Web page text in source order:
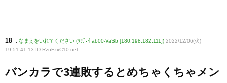
18 : なまえをいれてください (ﾜｯﾁｮｲ ab00-VaSb [180.198.182.111]) 2022/12/06(火)
19:51:41.13 ID:RznFzxC10 .net
バンカラで3連敗するとめちゃくちゃメン